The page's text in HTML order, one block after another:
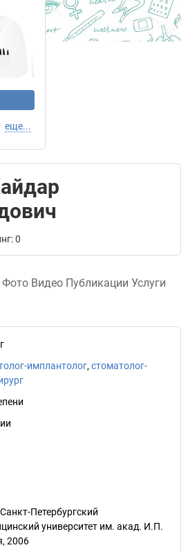
еще...
0
Фото Видео Публикации Услуги
имплантолог, стоматолог-
Петербургский
университет им. акад. И.П.
2006